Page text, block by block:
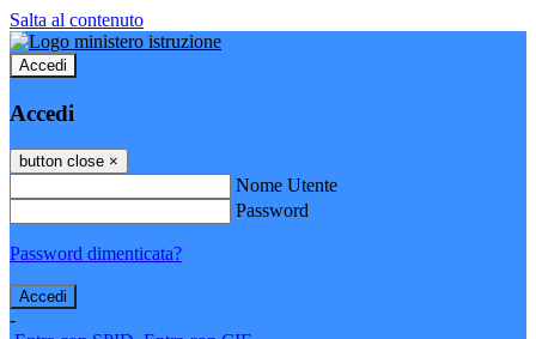
Salta al contenuto
Accedi
Accedi
button close ×
Nome Utente
Password
Password dimenticata?
-